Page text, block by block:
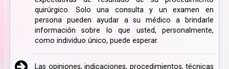
quirúrgico. Solo una consulta y un examen en
persona pueden ayudar a su médico a brindarle
información sobre lo que usted, personalmente,
como individuo único, puede esperar.
Las opiniones, indicaciones, procedimientos, técnicas